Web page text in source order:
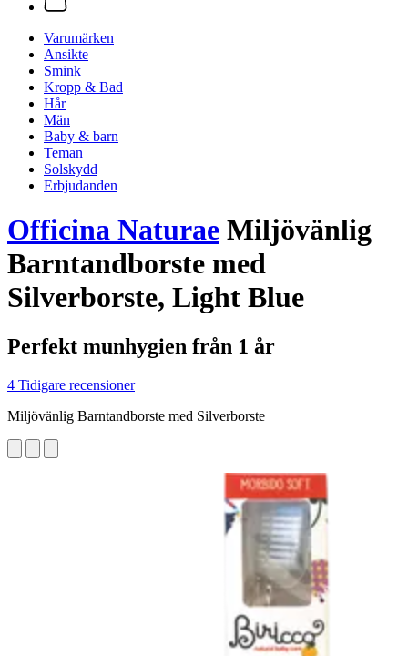
Varumärken
Ansikte
Smink
Kropp & Bad
Hår
Män
Baby & barn
Teman
Solskydd
Erbjudanden
Officina Naturae Miljövänlig
Barntandborste med
Silverborste, Light Blue
Perfekt munhygien från 1 år
4 Tidigare recensioner
Miljövänlig Barntandborste med Silverborste